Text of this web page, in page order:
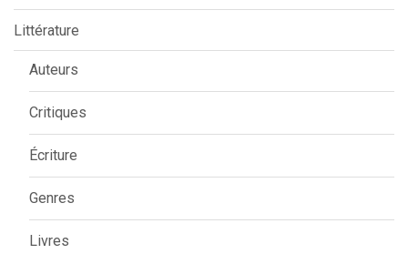
Littérature
Auteurs
Critiques
Écriture
Genres
Livres